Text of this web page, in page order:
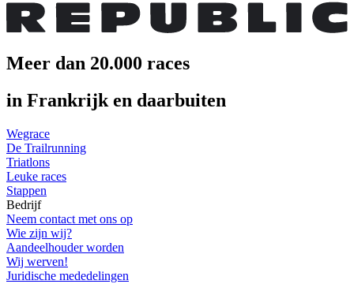
Meer dan 20.000 races
in Frankrijk en daarbuiten
Wegrace
De Trailrunning
Triatlons
Leuke races
Stappen
Bedrijf
Neem contact met ons op
Wie zijn wij?
Aandeelhouder worden
Wij werven!
Juridische mededelingen